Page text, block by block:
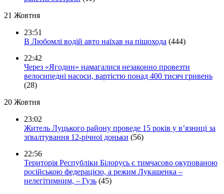
21 Жовтня
23:51
В Любомлі водій авто наїхав на пішохода (444)
22:42
Через «Ягодин» намагалися незаконно провезти
велосипедні насоси, вартістю понад 400 тисяч гривень
(28)
20 Жовтня
23:02
Житель Луцького району проведе 15 років у в’язниці за
зґвалтування 12-річної доньки (56)
22:56
Територія Республіки Білорусь є тимчасово окупованою
російською федерацією, а режим Лукашенка –
нелегітимним, – Гузь (45)